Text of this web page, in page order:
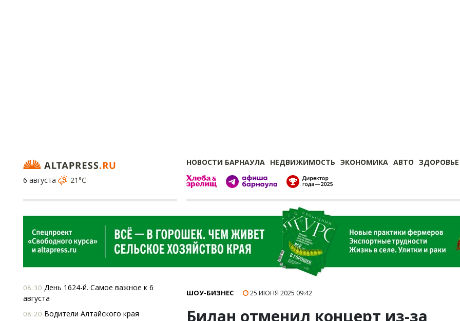
НОВОСТИ БАРНАУЛА НЕДВИЖИМОСТЬ ЭКОНОМИКА АВТО ЗДОРОВЬЕ
6 августа
21°C
08:30 День 1624-й. Самое важное к 6
августа
08:20 Водители Алтайского края
ШОУ-БИЗНЕС 25 ИЮНЯ 2025 09:42
Билан отменил концерт из-за